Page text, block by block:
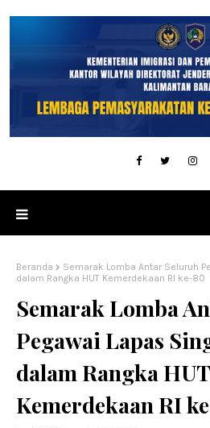
Beranda
Semarak Lomba Antar Seluruh
dalam Rangka HUT Kemerdekaan RI ke-80
Semarak Lomba
Pegawai Lapas
dalam Rangka HUT
Kemerdekaan RI